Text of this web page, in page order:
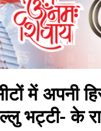
में अपनी
भट्टी- के